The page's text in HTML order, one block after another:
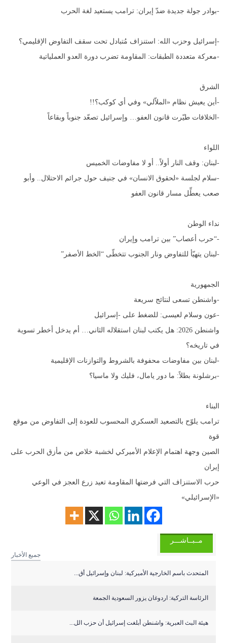
-بوادر جولة جديدة ضدّ إيران: ترامب يستعيد لغة الحرب
-إسرائيل وحزب الله: استنزاف مُتبادل تحت سقف التفاوض الإقليمي؟
-معركة متعددة الطبقات: المقاومة تضرب دورة العدو العملياتية
الشرق
-أين يعيش نظام «الملاّلي» وفي أي كوكب؟!!
-الخلافات طيّرت قانون العفو… وإسرائيل تصعّد جنوباً وبقاعاً
اللواء
-لبنان: وقف النار أولاً.. أو لا مفاوضات الخميس
-سلام لجلسة «لحقوق الانسان» في جنيف حول جرائم الاحتلال.. وأبو
صعب يعطِّل مسار قانون العفو
نداء الوطن
-“حرب أعصاب” بين ترامب وإيران
-لبنان يتهيّأ للتفاوض ونار الجنوب تتخطّى “الخط الأصفر”
الجمهورية
-واشنطن تسعى لنتائج سريعة
-عون وسلام لعيسى: للضغط على -إسرائيل
واشنطن 2026: هل يكتب لبنان استقلاله الثاني… أم يدخل أخطر تسوية
في تاريخه؟
-لبنان بين مفاوضات محفوفة بالشروط والتوازنات الإقليمية
-برشلونة بطلاً: ما دور يامال، فليك ولا ماسيا؟
البناء
ترامب يلوّح بالتصعيد العسكري المحسوب للعودة إلى التفاوض من موقع
قوة
الصين وجهة اهتمام الإعلام الأميركي لخشبة خلاص من مأزق الحرب على
إيران
حرب الاستنزاف التي فرضتها المقاومة تعيد زرع العجز في الوعي
«الإسرائيلي»
مــبــاشـــر
جميع الأخبار
المتحدث باسم الخارجية الأميركية: لبنان وإسرائيل أق...
الرئاسة التركية: اردوغان يزور السعودية الجمعة
هيئة البث العبرية: واشنطن أبلغت إسرائيل أن حزب الل...